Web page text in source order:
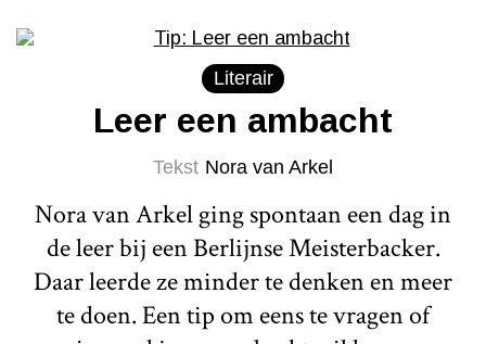
Literair
Leer een ambacht
Tekst Nora van Arkel
Nora van Arkel ging spontaan een dag in
de leer bij een Berlijnse Meisterbacker.
Daar leerde ze minder te denken en meer
te doen. Een tip om eens te vragen of